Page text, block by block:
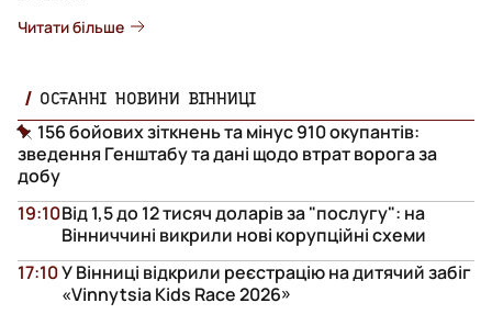
Читати більше
ОСТАННІ НОВИНИ ВІННИЦІ
156 бойових зіткнень та мінус 910 окупантів:
зведення Генштабу та дані щодо втрат ворога за
добу
Від 1,5 до 12 тисяч доларів за "послугу": на
Вінниччині викрили нові корупційні схеми
19:10
У Вінниці відкрили реєстрацію на дитячий забіг
«Vinnytsia Kids Race 2026»
17:10